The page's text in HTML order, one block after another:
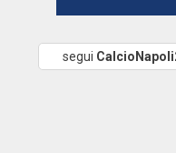
segui